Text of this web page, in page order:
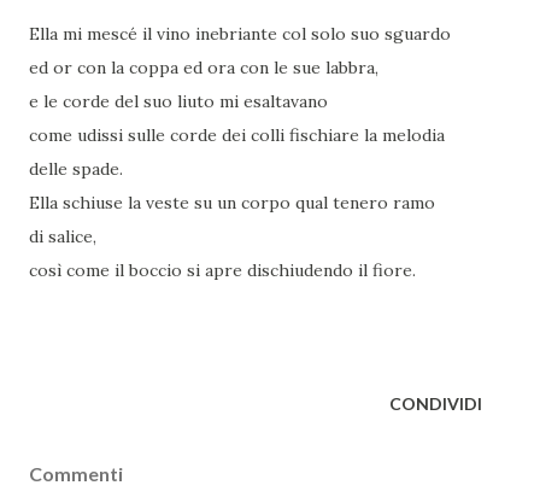
Ella mi mescé il vino inebriante col solo suo sguardo
ed or con la coppa ed ora con le sue labbra,
e le corde del suo liuto mi esaltavano
come udissi sulle corde dei colli fischiare la melodia
delle spade.
Ella schiuse la veste su un corpo qual tenero ramo
di salice,
così come il boccio si apre dischiudendo il fiore.
CONDIVIDI
Commenti